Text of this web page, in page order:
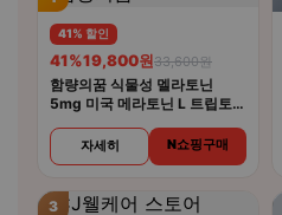
41% 할인
41%19,800원33,600원
함량의꿈 식물성 멜라토닌
5mg 미국 메라토닌 L 트립토판
자세히 N쇼핑구매
3